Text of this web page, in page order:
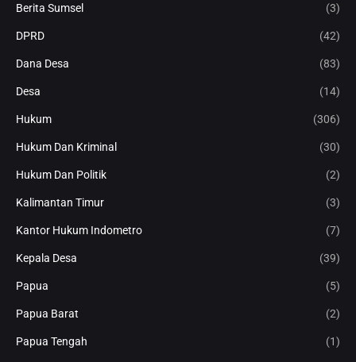
Berita Sumsel (3)
DPRD (42)
Dana Desa (83)
Desa (14)
Hukum (306)
Hukum Dan Kriminal (30)
Hukum Dan Politik (2)
Kalimantan Timur (3)
Kantor Hukum Indometro (7)
Kepala Desa (39)
Papua (5)
Papua Barat (2)
Papua Tengah (1)